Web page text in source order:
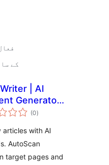
10+
7.0.3
| AI
Generator
(0مجموعی
درجہ
)
articles with AI
AutoScan
target pages and